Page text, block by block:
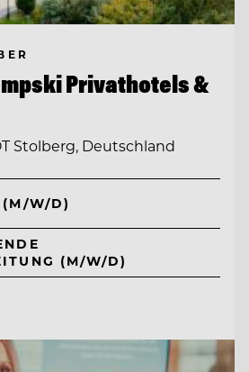
Privathotels &
Stolberg, Deutschland
(M/W/D)
(M/W/D)